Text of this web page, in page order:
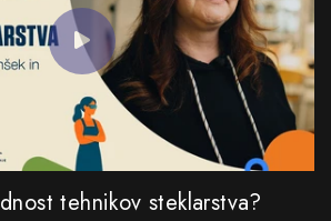
tehnikov steklarstva?